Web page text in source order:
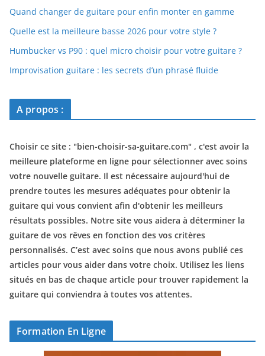
Quand changer de guitare pour enfin monter en gamme
Quelle est la meilleure basse 2026 pour votre style ?
Humbucker vs P90 : quel micro choisir pour votre guitare ?
Improvisation guitare : les secrets d’un phrasé fluide
A propos :
Choisir ce site : "bien-choisir-sa-guitare.com" , c'est avoir la
meilleure plateforme en ligne pour sélectionner avec soins
votre nouvelle guitare. Il est nécessaire aujourd'hui de
prendre toutes les mesures adéquates pour obtenir la
guitare qui vous convient afin d'obtenir les meilleurs
résultats possibles. Notre site vous aidera à déterminer la
guitare de vos rêves en fonction des vos critères
personnalisés. C’est avec soins que nous avons publié ces
articles pour vous aider dans votre choix. Utilisez les liens
situés en bas de chaque article pour trouver rapidement la
guitare qui conviendra à toutes vos attentes.
Formation En Ligne